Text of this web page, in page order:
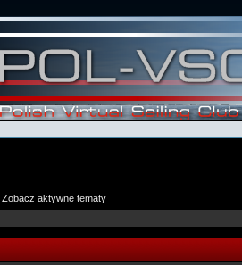
Zobacz aktywne tematy